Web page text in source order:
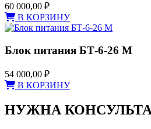
60 000,00 ₽
В КОРЗИНУ
Блок питания БТ-6-26 М
54 000,00 ₽
В КОРЗИНУ
НУЖНА